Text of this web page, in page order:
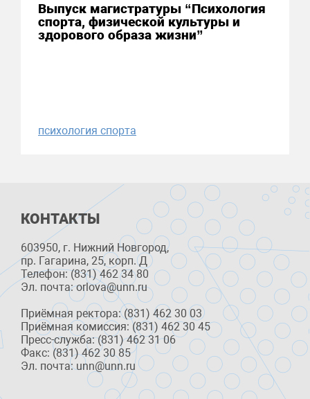
Выпуск магистратуры “Психология
спорта, физической культуры и
здорового образа жизни”
психология спорта
КОНТАКТЫ
603950, г. Нижний Новгород,
пр. Гагарина, 25, корп. Д
Телефон: (831) 462 34 80
Эл. почта: orlova@unn.ru
Приёмная ректора: (831) 462 30 03
Приёмная комиссия: (831) 462 30 45
Пресс-служба: (831) 462 31 06
Факс: (831) 462 30 85
Эл. почта: unn@unn.ru